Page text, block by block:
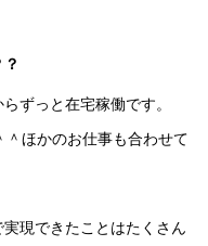
ずっと在宅稼働です。
ほかのお仕事も合わせて
現できたことはたくさん